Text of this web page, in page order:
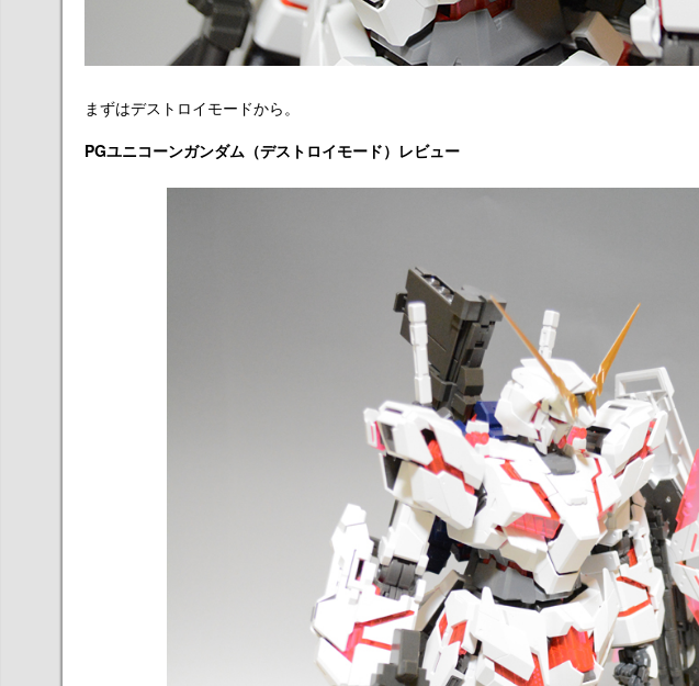
まずはデストロイモードから。
PGユニコーンガンダム（デストロイモード）レビュー